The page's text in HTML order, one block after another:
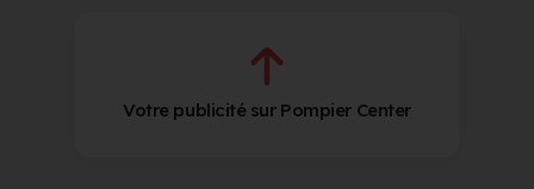
Votre publicité sur Pompier Center